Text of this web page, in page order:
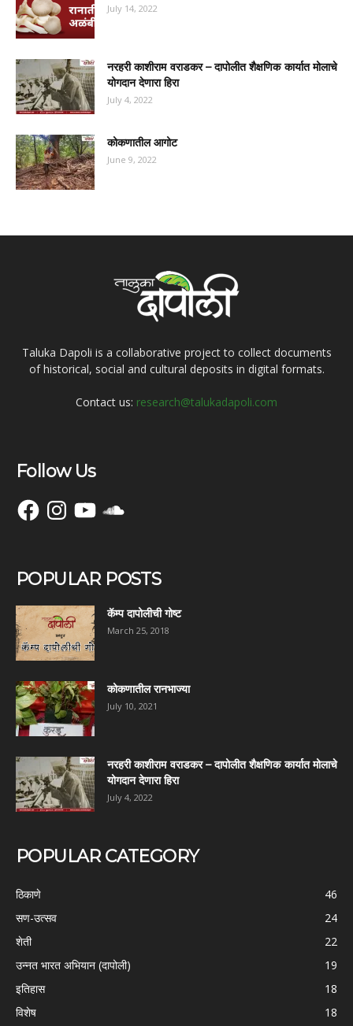
July 14, 2022
नरहरी काशीराम वराडकर – दापोलीत शैक्षणिक कार्यात मोलाचे
योगदान देणारा हिरा
July 4, 2022
कोकणातील आगोट
June 9, 2022
Taluka Dapoli is a collaborative project to collect documents
of historical, social and cultural deposits in digital formats.
Contact us: research@talukadapoli.com
Follow Us
FacebookInstagramYouTubeSoundCloud
POPULAR POSTS
कॅम्प दापोलीची गोष्ट
March 25, 2018
कोकणातील रानभाज्या
July 10, 2021
नरहरी काशीराम वराडकर – दापोलीत शैक्षणिक कार्यात मोलाचे
योगदान देणारा हिरा
July 4, 2022
POPULAR CATEGORY
ठिकाणे
46
सण-उत्सव
24
शेती
22
उन्नत भारत अभियान (दापोली)
19
इतिहास
18
विशेष
18